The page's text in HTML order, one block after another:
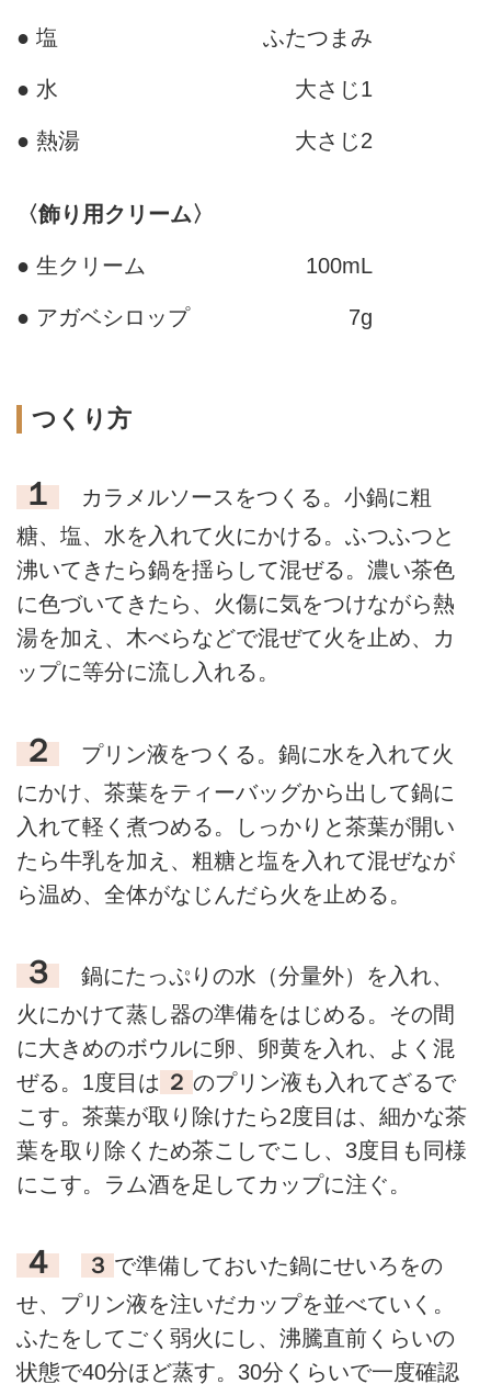
● 塩 ふたつまみ
● 水 大さじ1
● 熱湯 大さじ2
〈飾り用クリーム〉
● 生クリーム 100mL
● アガベシロップ 7g
つくり方
１
カラメルソースをつくる。小鍋に粗
糖、塩、水を入れて火にかける。ふつふつと
沸いてきたら鍋を揺らして混ぜる。濃い茶色
に色づいてきたら、火傷に気をつけながら熱
湯を加え、木べらなどで混ぜて火を止め、カ
ップに等分に流し入れる。
２
プリン液をつくる。鍋に水を入れて火
にかけ、茶葉をティーバッグから出して鍋に
入れて軽く煮つめる。しっかりと茶葉が開い
たら牛乳を加え、粗糖と塩を入れて混ぜなが
ら温め、全体がなじんだら火を止める。
３
鍋にたっぷりの水（分量外）を入れ、
火にかけて蒸し器の準備をはじめる。その間
に大きめのボウルに卵、卵黄を入れ、よく混
ぜる。1度目は ２ のプリン液も入れてざるで
こす。茶葉が取り除けたら2度目は、細かな茶
葉を取り除くため茶こしでこし、3度目も同様
にこす。ラム酒を足してカップに注ぐ。
４ ３ で準備しておいた鍋にせいろをの
せ、プリン液を注いだカップを並べていく。
ふたをしてごく弱火にし、沸騰直前くらいの
状態で40分ほど蒸す。30分くらいで一度確認